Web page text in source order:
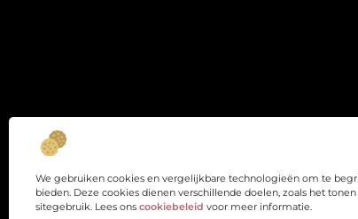
We gebruiken cookies en vergelijkbare technologieën om te
bieden. Deze cookies dienen verschillende doelen, zoals het
sitegebruik. Lees ons cookiebeleid voor meer informatie.